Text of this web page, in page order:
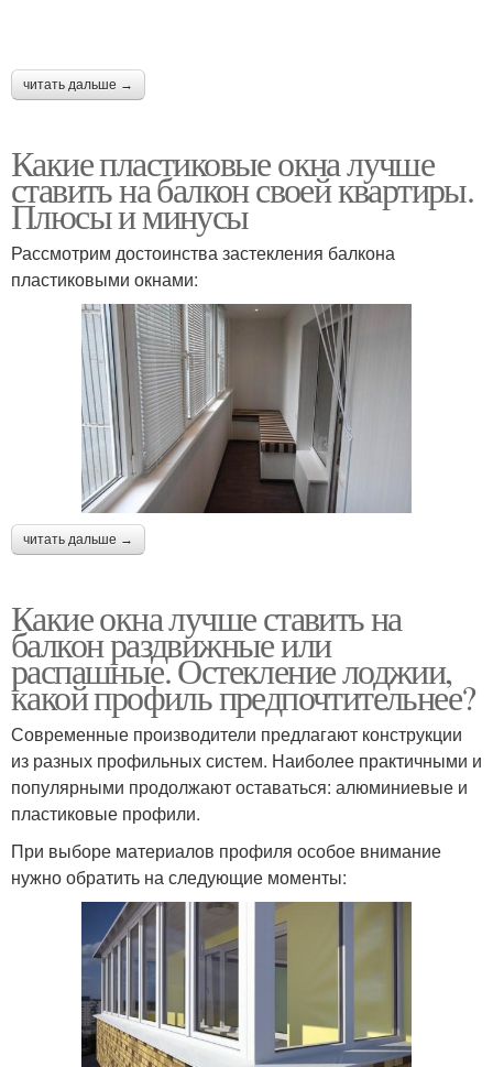
читать дальше →
Какие пластиковые окна лучше
ставить на балкон своей квартиры.
Плюсы и минусы
Рассмотрим достоинства застекления балкона
пластиковыми окнами:
читать дальше →
Какие окна лучше ставить на
балкон раздвижные или
распашные. Остекление лоджии,
какой профиль предпочтительнее?
Современные производители предлагают конструкции
из разных профильных систем. Наиболее практичными и
популярными продолжают оставаться: алюминиевые и
пластиковые профили.
При выборе материалов профиля особое внимание
нужно обратить на следующие моменты: